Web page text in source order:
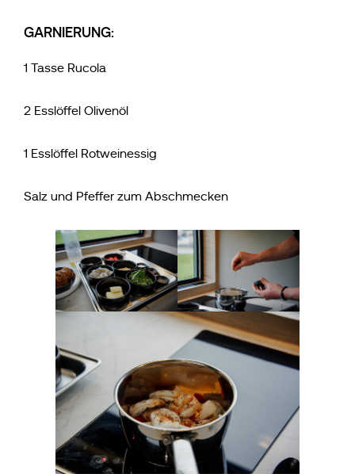
GARNIERUNG:
1 Tasse Rucola
2 Esslöffel Olivenöl
1 Esslöffel Rotweinessig
Salz und Pfeffer zum Abschmecken